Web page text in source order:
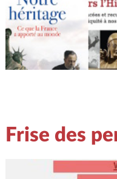
Frise des